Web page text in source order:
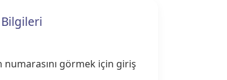
numarasını görmek için giriş